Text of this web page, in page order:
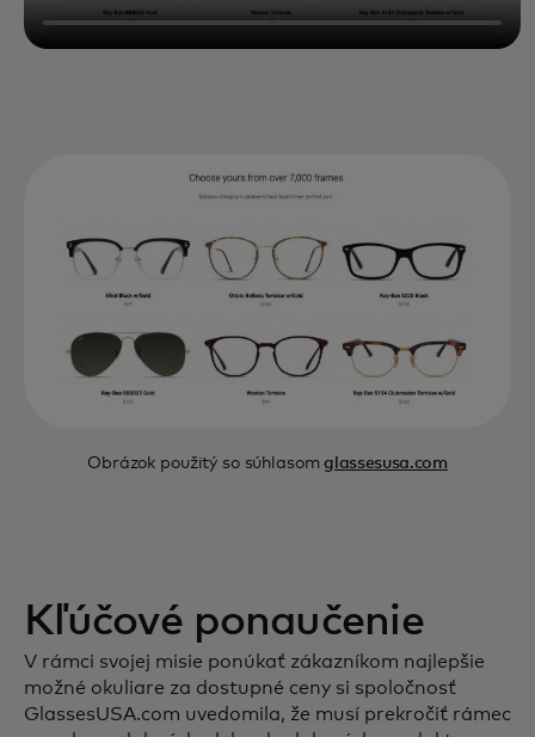
Obrázok použitý so súhlasomglassesusa.com
Kľúčové ponaučenie
V rámci svojej misie ponúkať zákazníkom najlepšie
možné okuliare za dostupné ceny si spoločnosť
GlassesUSA.com uvedomila, že musí prekročiť rámec